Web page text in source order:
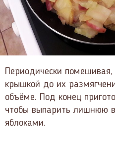
Периодически
крышкой до их
объёме. Под конец
чтобы выпарить лишнюю
яблоками.